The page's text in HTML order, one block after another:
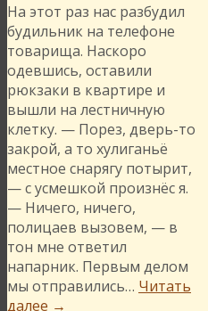
На этот раз нас разбудил
будильник на телефоне
товарища. Наскоро
одевшись, оставили
рюкзаки в квартире и
вышли на лестничную
клетку. — Порез, дверь-то
закрой, а то хулиганьё
местное снарягу потырит,
— с усмешкой произнёс я.
— Ничего, ничего,
полицаев вызовем, — в
тон мне ответил
напарник. Первым делом
мы отправились… Читать
далее →